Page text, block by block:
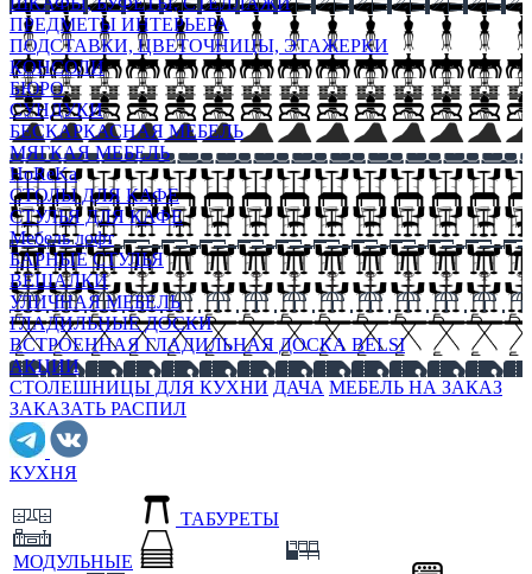
ПРЕДМЕТЫ ИНТЕРЬЕРА
ПОДСТАВКИ, ЦВЕТОЧНИЦЫ, ЭТАЖЕРКИ
КОНСОЛИ
БЮРО
СУНДУКИ
БЕСКАРКАСНАЯ МЕБЕЛЬ
МЯГКАЯ МЕБЕЛЬ
HoReKa
СТОЛЫ ДЛЯ КАФЕ
СТУЛЬЯ ДЛЯ КАФЕ
Мебель лофт
БАРНЫЕ СТУЛЬЯ
ВЕШАЛКИ
УЛИЧНАЯ МЕБЕЛЬ
ГЛАДИЛЬНЫЕ ДОСКИ
ВСТРОЕННАЯ ГЛАДИЛЬНАЯ ДОСКА BELSI
АКЦИИ
СТОЛЕШНИЦЫ ДЛЯ КУХНИ ДАЧА МЕБЕЛЬ НА ЗАКАЗ
ЗАКАЗАТЬ РАСПИЛ
КУХНЯ
МОДУЛЬНЫЕ
ТАБУРЕТЫ